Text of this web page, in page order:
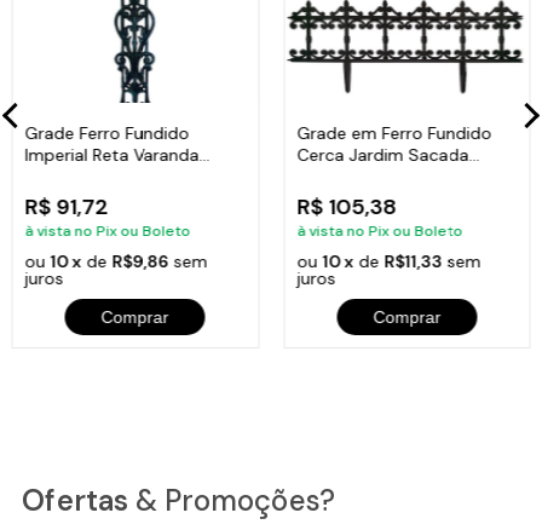
Grade Ferro Fundido
Imperial Reta Varanda
R$ 91,72
à vista no Pix ou Boleto
ou10 x de R$9,86 sem
juros
Comprar
Grade em Ferro Fundido
Cerca Jardim Sacada
R$ 105,38
à vista no Pix ou Boleto
ou 10 x de R$11,33 sem
juros
Comprar
Ofertas & Promoções?